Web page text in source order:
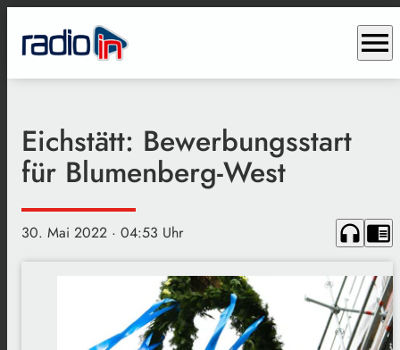
menu
Eichstätt: Bewerbungsstart
für Blumenberg-West
30. Mai 2022 · 04:53 Uhr headphones chrome_reader_mode